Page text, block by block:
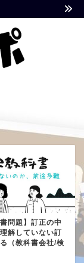
書問題】訂正の中
解していない訂
（教科書会社/検